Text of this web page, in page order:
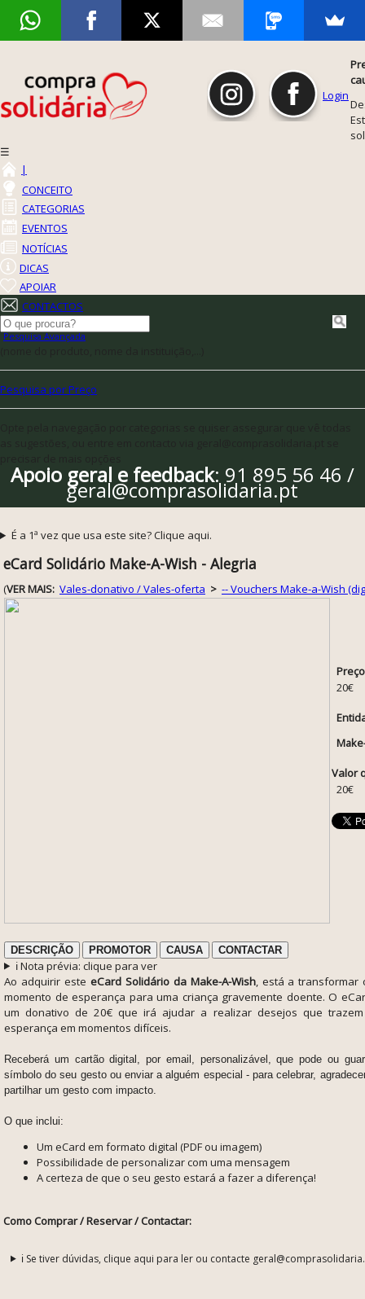
Login
☰
|
CONCEITO
CATEGORIAS
EVENTOS
NOTÍCIAS
DICAS
APOIAR
CONTACTOS
Pesquisa Avançada
Pesquisa por Preço
Apoio geral e feedback: 91 895 56 46 /
geral@comprasolidaria.pt
É a 1ª vez que usa este site? Clique aqui.
eCard Solidário Make-A-Wish - Alegria
(VER MAIS: Vales-donativo / Vales-oferta > -- Vouchers Make-a-Wish
20€
Valor
20€
DESCRIÇÃO PROMOTOR CAUSA CONTACTAR
ℹ️ Nota prévia: clique para ver
Ao adquirir este eCard Solidário da Make-A-Wish, está a transformar
momento de esperança para uma criança gravemente doente. O
um donativo de 20€ que irá ajudar a realizar desejos que
esperança em momentos difíceis.
Receberá um cartão digital, por email, personalizável, que pode ou
símbolo do seu gesto ou enviar a alguém especial - para celebrar,
partilhar um gesto com impacto.
O que inclui:
Um eCard em formato digital (PDF ou imagem)
Possibilidade de personalizar com uma mensagem
A certeza de que o seu gesto estará a fazer a diferença!
Como Comprar / Reservar / Contactar:
ℹ️ Se tiver dúvidas, clique aqui para ler ou contacte